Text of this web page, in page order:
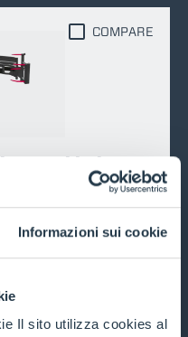
Informazioni sui cookie
Il sito utilizza cookies al
round bale
COMPARE